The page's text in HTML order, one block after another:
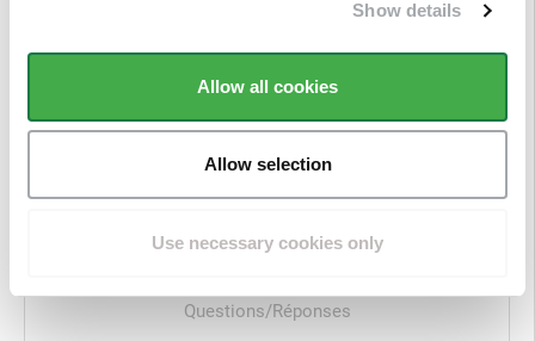
Show details
Allow all cookies
Allow selection
Use necessary cookies only
Questions/Réponses